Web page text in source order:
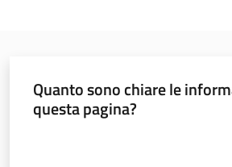
Argomenti
Quanto sono chiare le
questa pagina?